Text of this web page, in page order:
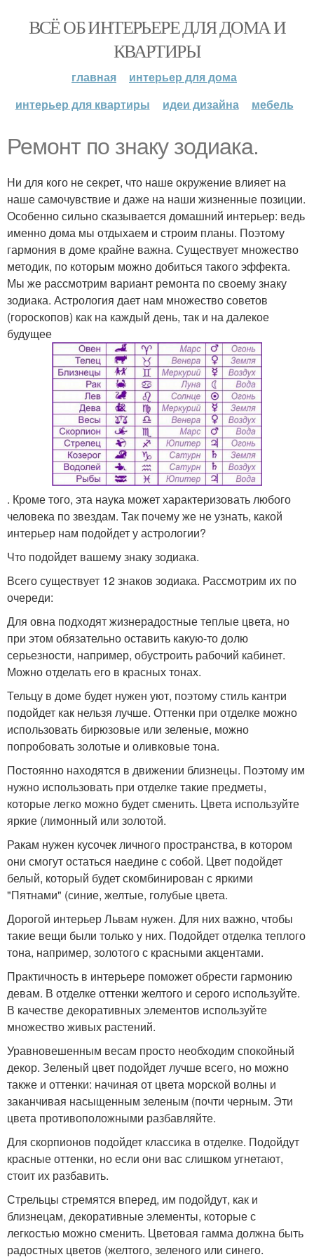
ВСЁ ОБ ИНТЕРЬЕРЕ ДЛЯ ДОМА И
КВАРТИРЫ
главная
интерьер для дома
интерьер для квартиры
идеи дизайна мебель
Ремонт по знаку зодиака.
Ни для кого не секрет, что наше окружение влияет на
наше самочувствие и даже на наши жизненные позиции.
Особенно сильно сказывается домашний интерьер: ведь
именно дома мы отдыхаем и строим планы. Поэтому
гармония в доме крайне важна. Существует множество
методик, по которым можно добиться такого эффекта.
Мы же рассмотрим вариант ремонта по своему знаку
зодиака. Астрология дает нам множество советов
(гороскопов) как на каждый день, так и на далекое
будущее
. Кроме того, эта наука может характеризовать любого
человека по звездам. Так почему же не узнать, какой
интерьер нам подойдет у астрологии?
Что подойдет вашему знаку зодиака.
Всего существует 12 знаков зодиака. Рассмотрим их по
очереди:
Для овна подходят жизнерадостные теплые цвета, но
при этом обязательно оставить какую-то долю
серьезности, например, обустроить рабочий кабинет.
Можно отделать его в красных тонах.
Тельцу в доме будет нужен уют, поэтому стиль кантри
подойдет как нельзя лучше. Оттенки при отделке можно
использовать бирюзовые или зеленые, можно
попробовать золотые и оливковые тона.
Постоянно находятся в движении близнецы. Поэтому им
нужно использовать при отделке такие предметы,
которые легко можно будет сменить. Цвета используйте
яркие (лимонный или золотой.
Ракам нужен кусочек личного пространства, в котором
они смогут остаться наедине с собой. Цвет подойдет
белый, который будет скомбинирован с яркими
"Пятнами" (синие, желтые, голубые цвета.
Дорогой интерьер Львам нужен. Для них важно, чтобы
такие вещи были только у них. Подойдет отделка теплого
тона, например, золотого с красными акцентами.
Практичность в интерьере поможет обрести гармонию
девам. В отделке оттенки желтого и серого используйте.
В качестве декоративных элементов используйте
множество живых растений.
Уравновешенным весам просто необходим спокойный
декор. Зеленый цвет подойдет лучше всего, но можно
также и оттенки: начиная от цвета морской волны и
заканчивая насыщенным зеленым (почти черным. Эти
цвета противоположными разбавляйте.
Для скорпионов подойдет классика в отделке. Подойдут
красные оттенки, но если они вас слишком угнетают,
стоит их разбавить.
Стрельцы стремятся вперед, им подойдут, как и
близнецам, декоративные элементы, которые с
легкостью можно сменить. Цветовая гамма должна быть
радостных цветов (желтого, зеленого или синего.